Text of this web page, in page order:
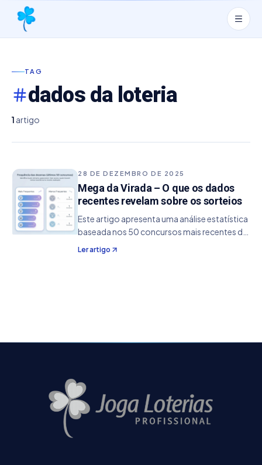
TAG
dados da loteria
1 artigo
28 DE DEZEMBRO DE 2025
Mega da Virada – O que os dados
recentes revelam sobre os sorteios
Este artigo apresenta uma análise estatística
baseada nos 50 concursos mais recentes da
Mega-Sena, considerando o intervalo que vai
do concurso 2905 até o concurso 2954. O
Ler artigo